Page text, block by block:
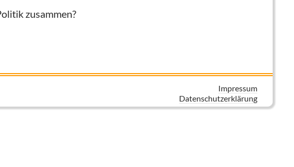
zusammen?
Impressum
Datenschutzerklärung